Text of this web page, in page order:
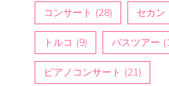
コンサート (28) セカン
トルコ (9) バスツアー
ピアノコンサート (21)